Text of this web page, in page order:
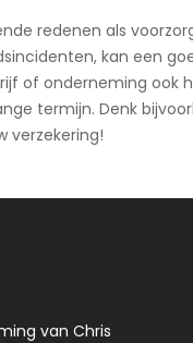
redenen als
kan een
of onderneming ook
termijn. Denk
verzekering!
van Chris